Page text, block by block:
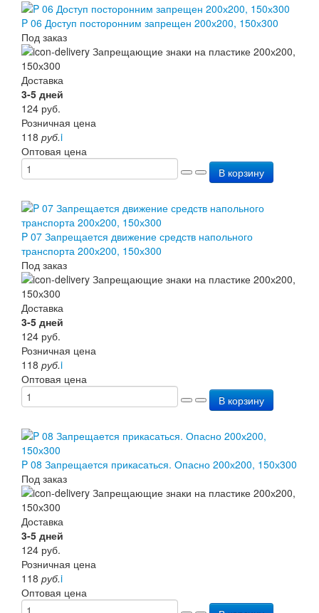
P 06 Доступ посторонним запрещен 200х200, 150х300
Под заказ
Доставка
3-5 дней
124 руб.
Розничная цена
118 руб.i
Оптовая цена
В корзину
P 07 Запрещается движение средств напольного
транспорта 200х200, 150х300
Под заказ
Доставка
3-5 дней
124 руб.
Розничная цена
118 руб.i
Оптовая цена
В корзину
P 08 Запрещается прикасаться. Опасно 200х200, 150х300
Под заказ
Доставка
3-5 дней
124 руб.
Розничная цена
118 руб.i
Оптовая цена